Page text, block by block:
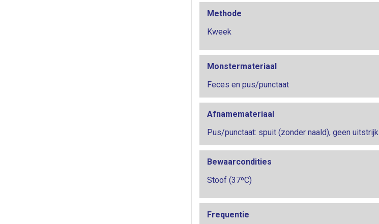
Methode
Kweek
Monstermateriaal
Feces en pus/punctaat
Afnamemateriaal
Pus/punctaat: spuit (zonder naald), geen uitstrijk
Bewaarcondities
Stoof (37ºC)
Frequentie